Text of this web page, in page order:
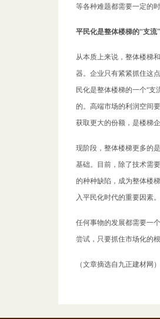
等各种难题都需要一定的
平民化是整体楼梯的“支流”
从本质上来说，整体楼梯
器。企业只有紧紧抓住这
民化是整体楼梯的一个“
的。高端市场的利润空间
获取更大的份额，是楼梯
现阶段，整体楼梯更多的
基础。目前，除了技术需
的种种缺陷，成为整体楼
入平民化时代的重要因素。
任何事物的发展都需要一
尝试，只要抓住市场化的
（文章摘选自九正建材网）